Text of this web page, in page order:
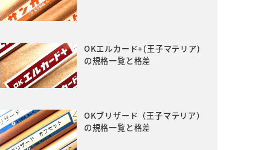
OKエルカード+(王子マテリア)
の規格一覧と格差
OKブリザード（王子マテリア）
の規格一覧と格差